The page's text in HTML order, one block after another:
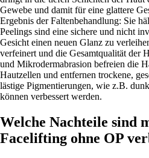
Gewebe und damit für eine glattere
Ergebnis der Faltenbehandlung: Sie
Peelings sind eine sichere und nicht
Gesicht einen neuen Glanz zu
verfeinert und die Gesamtqualität der
und Mikrodermabrasion befreien die
Hautzellen und entfernen trockene,
lästige Pigmentierungen, wie z.B.
können verbessert werden.
Welche Nachteile sind
Facelifting ohne OP